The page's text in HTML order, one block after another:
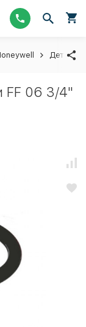
Детали
FF 06 3/4"